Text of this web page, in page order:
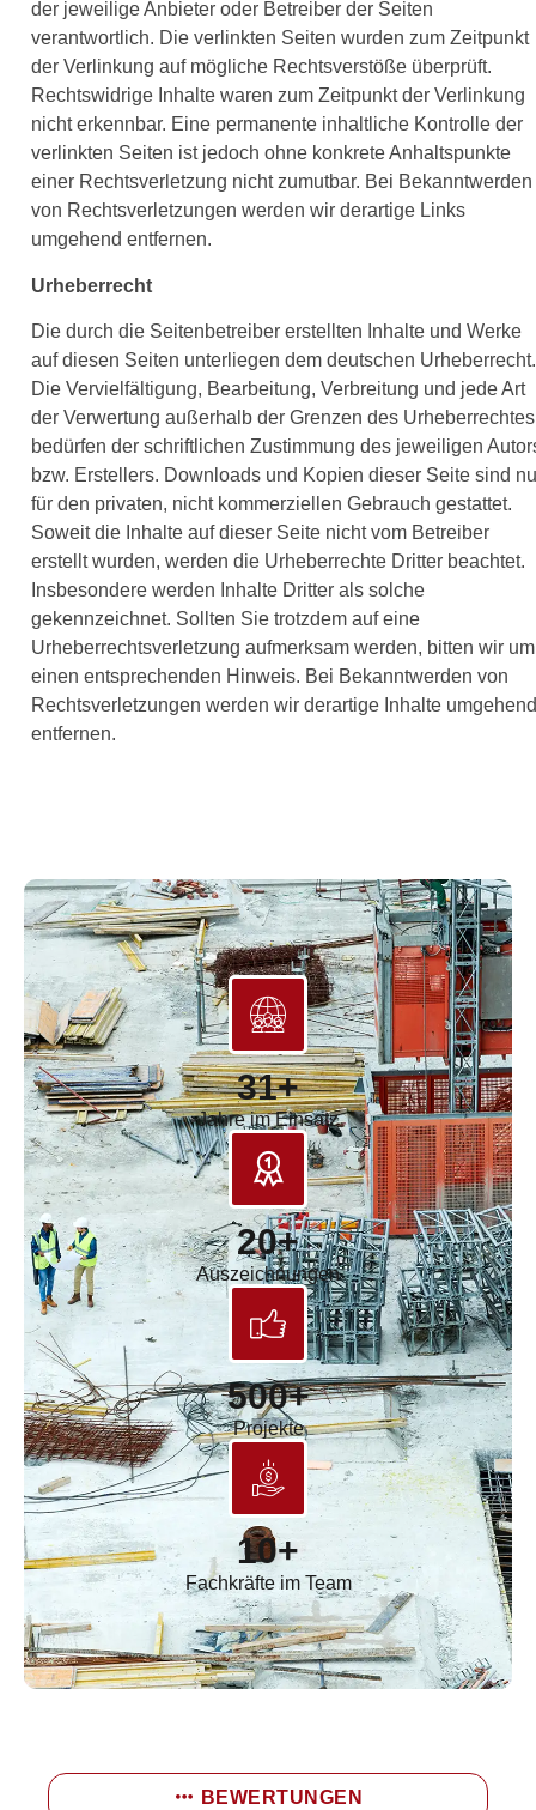
der jeweilige Anbieter oder Betreiber der Seiten
verantwortlich. Die verlinkten Seiten wurden zum Zeitpunkt
der Verlinkung auf mögliche Rechtsverstöße überprüft.
Rechtswidrige Inhalte waren zum Zeitpunkt der Verlinkung
nicht erkennbar. Eine permanente inhaltliche Kontrolle der
verlinkten Seiten ist jedoch ohne konkrete Anhaltspunkte
einer Rechtsverletzung nicht zumutbar. Bei Bekanntwerden
von Rechtsverletzungen werden wir derartige Links
umgehend entfernen.
Urheberrecht
Die durch die Seitenbetreiber erstellten Inhalte und Werke
auf diesen Seiten unterliegen dem deutschen Urheberrecht.
Die Vervielfältigung, Bearbeitung, Verbreitung und jede Art
der Verwertung außerhalb der Grenzen des Urheberrechtes
bedürfen der schriftlichen Zustimmung des jeweiligen
bzw. Erstellers. Downloads und Kopien dieser Seite sind
für den privaten, nicht kommerziellen Gebrauch gestattet.
Soweit die Inhalte auf dieser Seite nicht vom Betreiber
erstellt wurden, werden die Urheberrechte Dritter beachtet.
Insbesondere werden Inhalte Dritter als solche
gekennzeichnet. Sollten Sie trotzdem auf eine
Urheberrechtsverletzung aufmerksam werden, bitten wir um
einen entsprechenden Hinweis. Bei Bekanntwerden von
Rechtsverletzungen werden wir derartige Inhalte umgehend
entfernen.
31+
Jahre im Einsatz
20+
Auszeichnungen
500+
Projekte
10+
Fachkräfte im Team
BEWERTUNGEN